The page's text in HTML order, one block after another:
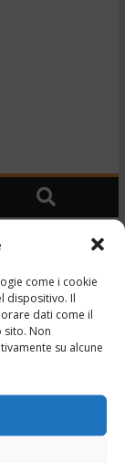
come i cookie
dispositivo. Il
dati come il
sito. Non
su alcune
in
–
, ,